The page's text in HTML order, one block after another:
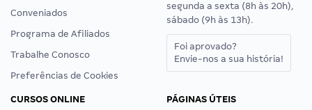
Conveniados
Programa de Afiliados
Trabalhe Conosco
Preferências de Cookies
segunda a sexta (8h às 20h),
sábado (9h às 13h).
Foi aprovado?
Envie-nos a sua história!
CURSOS ONLINE
PÁGINAS ÚTEIS